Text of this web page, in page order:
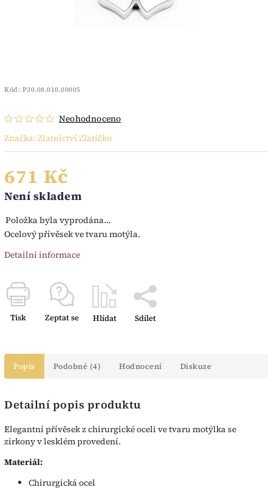
Kód: P30.08.010.00005
Neohodnoceno
Značka: Zlatnictví Zlatíčko
671 Kč
Není skladem
Položka byla vyprodána…
Ocelový přívěsek ve tvaru motýla.
Detailní informace
Tisk Zeptat se Hlídat Sdílet
Popis Podobné (4) Hodnocení Diskuze
Detailní popis produktu
Elegantní přívěsek z chirurgické oceli ve tvaru motýlka se
zirkony v lesklém provedení.
Materiál:
Chirurgická ocel